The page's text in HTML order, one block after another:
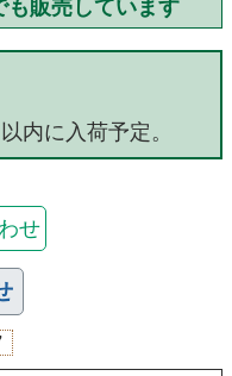
販売しています
内に入荷予定。
せ